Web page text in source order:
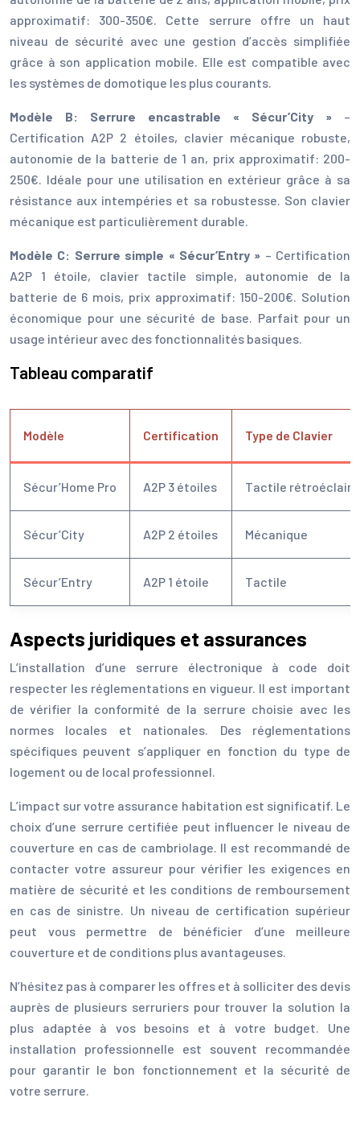
approximatif: 300-350€. Cette serrure offre un haut
niveau de sécurité avec une gestion d’accès simplifiée
grâce à son application mobile. Elle est compatible avec
les systèmes de domotique les plus courants.
Modèle B: Serrure encastrable « Sécur’City » –
Certification A2P 2 étoiles, clavier mécanique robuste,
autonomie de la batterie de 1 an, prix approximatif: 200-
250€. Idéale pour une utilisation en extérieur grâce à sa
résistance aux intempéries et sa robustesse. Son clavier
mécanique est particulièrement durable.
Modèle C: Serrure simple « Sécur’Entry » – Certification
A2P 1 étoile, clavier tactile simple, autonomie de la
batterie de 6 mois, prix approximatif: 150-200€. Solution
économique pour une sécurité de base. Parfait pour un
usage intérieur avec des fonctionnalités basiques.
Tableau comparatif
Modèle Certification Type de Clavier
Sécur’Home Pro A2P 3 étoiles Tactile rétroéclairé
Sécur’City A2P 2 étoiles Mécanique
Sécur’Entry A2P 1 étoile Tactile
Aspects juridiques et assurances
L’installation d’une serrure électronique à code doit
respecter les réglementations en vigueur. Il est important
de vérifier la conformité de la serrure choisie avec les
normes locales et nationales. Des réglementations
spécifiques peuvent s’appliquer en fonction du type de
logement ou de local professionnel.
L’impact sur votre assurance habitation est significatif. Le
choix d’une serrure certifiée peut influencer le niveau de
couverture en cas de cambriolage. Il est recommandé de
contacter votre assureur pour vérifier les exigences en
matière de sécurité et les conditions de remboursement
en cas de sinistre. Un niveau de certification supérieur
peut vous permettre de bénéficier d’une meilleure
couverture et de conditions plus avantageuses.
N’hésitez pas à comparer les offres et à solliciter des devis
auprès de plusieurs serruriers pour trouver la solution la
plus adaptée à vos besoins et à votre budget. Une
installation professionnelle est souvent recommandée
pour garantir le bon fonctionnement et la sécurité de
votre serrure.